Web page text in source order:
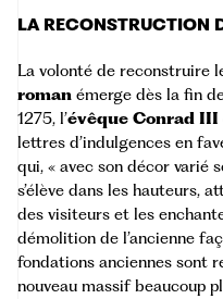
LA RECONSTRUCTION
La volonté de reconstruire
roman émerge dès la fin
1275, l’évêque Conrad
lettres d’indulgences en
qui, « avec son décor varié
s’élève dans les hauteurs,
des visiteurs et les
démolition de l’ancienne
fondations anciennes sont
nouveau massif beaucoup